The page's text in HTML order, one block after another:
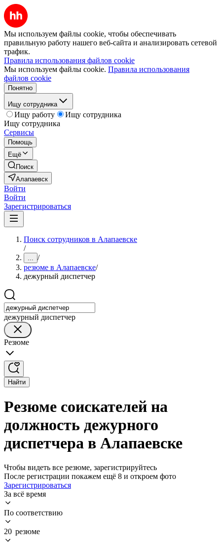
Мы используем файлы cookie, чтобы обеспечивать
правильную работу нашего веб-сайта и анализировать сетевой
трафик.
Правила использования файлов cookie
Мы используем файлы cookie. Правила использования
файлов cookie
Понятно
Ищу сотрудника
Ищу работу
Ищу сотрудника
Ищу сотрудника
Сервисы
Помощь
Ещё
Поиск
Алапаевск
Войти
Войти
Зарегистрироваться
Поиск сотрудников в Алапаевске
/
... /
резюме в Алапаевске/
дежурный диспетчер
дежурный диспетчер
Резюме
Найти
Резюме соискателей на
должность дежурного
диспетчера в Алапаевске
Чтобы видеть все резюме, зарегистрируйтесь
После регистрации покажем ещё 8 и откроем фото
Зарегистрироваться
За всё время
По соответствию
20 резюме